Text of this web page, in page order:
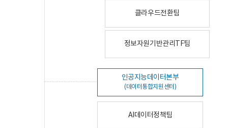
클라우드전환팀
정보자원기반관리TF팀
인공지능데이터본부
(데이터통합지원센터)
AI데이터정책팀